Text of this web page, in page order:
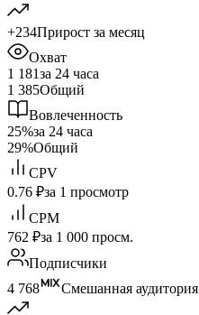
+234Прирост за месяц
Охват
1 181за 24 часа
1 385Общий
Вовлеченность
25%за 24 часа
29%Общий
CPV
0.76 ₽за 1 просмотр
CPM
762 ₽за 1 000 просм.
Подписчики
4 768
Смешанная аудитория